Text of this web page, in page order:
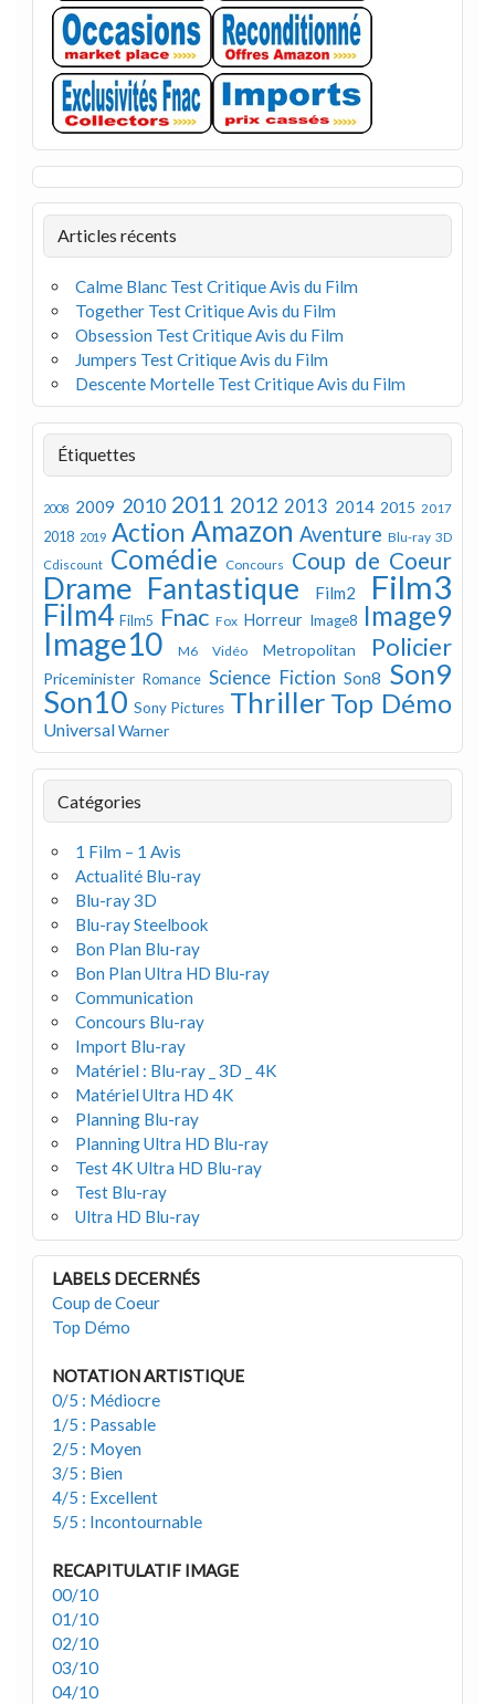
Articles récents
Calme Blanc Test Critique Avis du Film
Together Test Critique Avis du Film
Obsession Test Critique Avis du Film
Jumpers Test Critique Avis du Film
Descente Mortelle Test Critique Avis du Film
Étiquettes
2008 2009 2010 2011 2012 2013 2014 2015 2017
2018 2019 Action Amazon Aventure Blu-ray 3D
Cdiscount Comédie Concours Coup de Coeur
Drame Fantastique Film2 Film3
Film4 Film5 Fnac Fox Horreur Image8 Image9
Image10 M6 Vidéo Metropolitan Policier
Priceminister Romance Science Fiction Son8 Son9
Son10 Sony Pictures Thriller Top Démo
UniversalWarner
Catégories
1 Film – 1 Avis
Actualité Blu-ray
Blu-ray 3D
Blu-ray Steelbook
Bon Plan Blu-ray
Bon Plan Ultra HD Blu-ray
Communication
Concours Blu-ray
Import Blu-ray
Matériel : Blu-ray _ 3D _ 4K
Matériel Ultra HD 4K
Planning Blu-ray
Planning Ultra HD Blu-ray
Test 4K Ultra HD Blu-ray
Test Blu-ray
Ultra HD Blu-ray
LABELS DECERNÉS
Coup de Coeur
Top Démo
NOTATION ARTISTIQUE
0/5 : Médiocre
1/5 : Passable
2/5 : Moyen
3/5 : Bien
4/5 : Excellent
5/5 : Incontournable
RECAPITULATIF IMAGE
00/10
01/10
02/10
03/10
04/10